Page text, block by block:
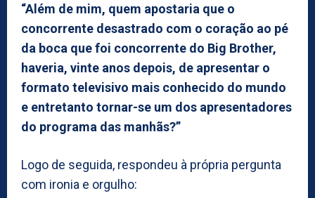
“Além de mim, quem apostaria que o
concorrente desastrado com o coração ao pé
da boca que foi concorrente do Big Brother,
haveria, vinte anos depois, de apresentar o
formato televisivo mais conhecido do mundo
e entretanto tornar-se um dos apresentadores
do programa das manhãs?”
Logo de seguida, respondeu à própria pergunta
com ironia e orgulho: